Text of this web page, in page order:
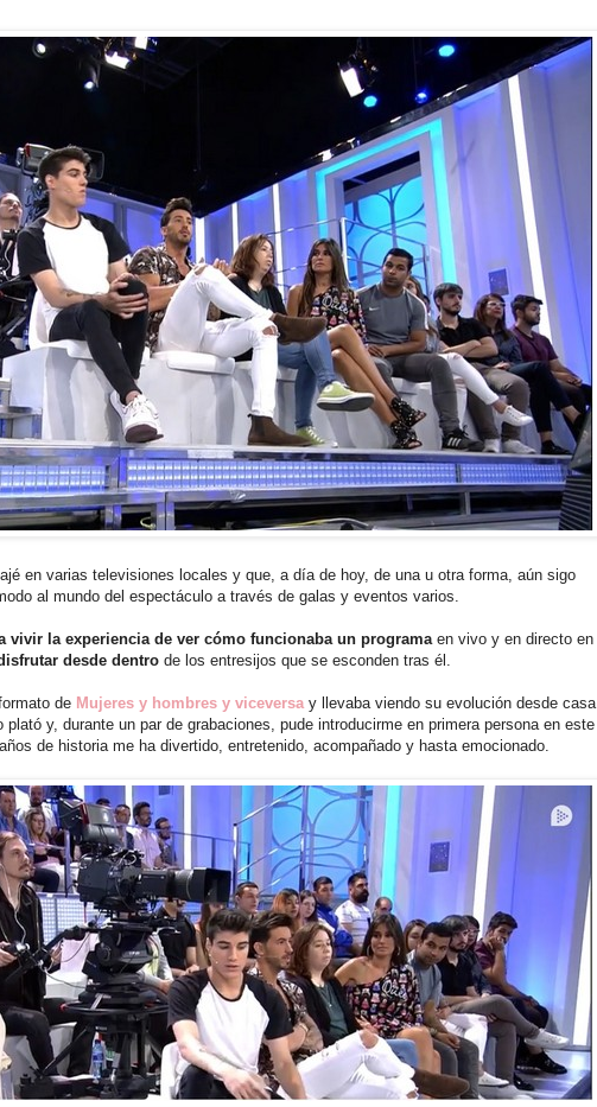
en varias televisiones locales y que, a día de hoy, de una u otra forma, aún sigo
al mundo del espectáculo a través de galas y eventos varios.
vivir la experiencia de ver cómo funcionaba un programa en vivo y en directo en
desde dentro de los entresijos que se esconden tras él.
de Mujeres y hombres y viceversa y llevaba viendo su evolución desde casa
y, durante un par de grabaciones, pude introducirme en primera persona en este
de historia me ha divertido, entretenido, acompañado y hasta emocionado.